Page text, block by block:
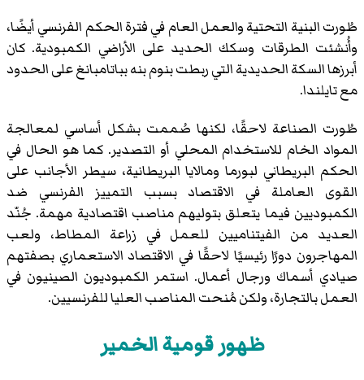
طُورت البنية التحتية والعمل العام في فترة الحكم الفرنسي أيضًا،
وأُنشئت الطرقات وسكك الحديد على الأراضي الكمبودية. كان
أبرزها السكة الحديدية التي ربطت بنوم بنه بباتامبانغ على الحدود
مع تايلندا.
طُورت الصناعة لاحقًا، لكنها صُممت بشكل أساسي لمعالجة
المواد الخام للاستخدام المحلي أو التصدير. كما هو الحال في
الحكم البريطاني لبورما ومالايا البريطانية، سيطر الأجانب على
القوى العاملة في الاقتصاد بسبب التمييز الفرنسي ضد
الكمبوديين فيما يتعلق بتوليهم مناصب اقتصادية مهمة. جُنّد
العديد من الفيتناميين للعمل في زراعة المطاط، ولعب
المهاجرون دورًا رئيسيًا لاحقًا في الاقتصاد الاستعماري بصفتهم
صيادي أسماك ورجال أعمال. استمر الكمبوديون الصينيون في
العمل بالتجارة، ولكن مُنحت المناصب العليا للفرنسيين.
ظهور قومية الخمير